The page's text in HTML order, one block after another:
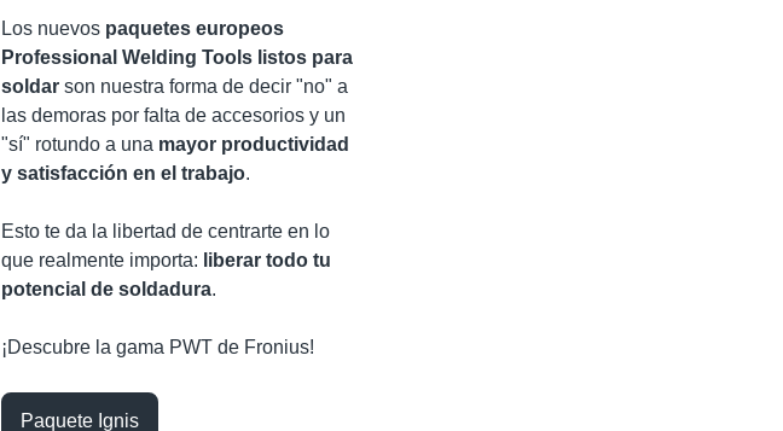
Los nuevos paquetes europeos
Professional Welding Tools listos para
soldar son nuestra forma de decir "no" a
las demoras por falta de accesorios y un
"sí" rotundo a una mayor productividad
y satisfacción en el trabajo.
Esto te da la libertad de centrarte en lo
que realmente importa: liberar todo tu
potencial de soldadura.
¡Descubre la gama PWT de Fronius!
Paquete Ignis